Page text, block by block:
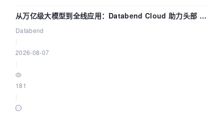
从万亿级大模型到全线应用：Databend Cloud 助力头部 AI
企业构建全链路 Trace 数据管道
Databend
2026-08-07
181